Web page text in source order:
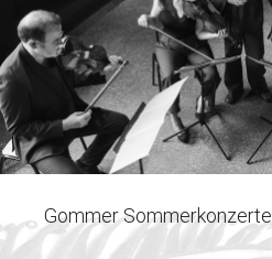
Gommer Sommerkonzerte